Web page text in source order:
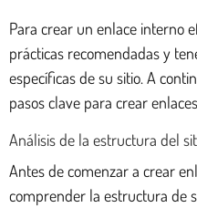
Para crear un enlace interno
prácticas recomendadas y
específicas de su sitio. A
pasos clave para crear
Análisis de la estructura del
Antes de comenzar a crear
comprender la estructura de